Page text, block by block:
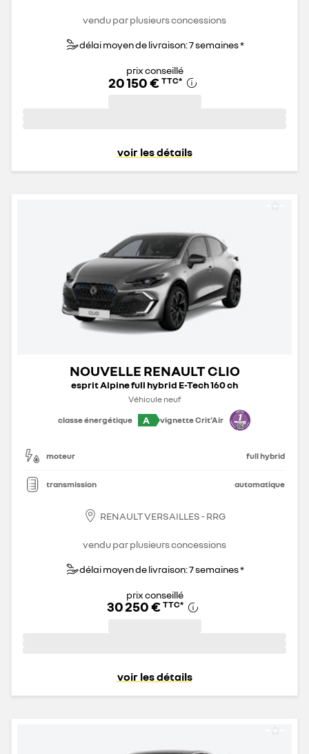
vendu par plusieurs concessions
délai moyen de livraison: 7 semaines *
prix conseillé
20 150 € TTC*
voir les détails
NOUVELLE RENAULT CLIO
esprit Alpine full hybrid E-Tech 160 ch
Véhicule neuf
classe énergétique
A vignette Crit'Air
moteur full hybrid
transmission automatique
RENAULT VERSAILLES - RRG
vendu par plusieurs concessions
délai moyen de livraison: 7 semaines *
prix conseillé
30 250 € TTC*
voir les détails